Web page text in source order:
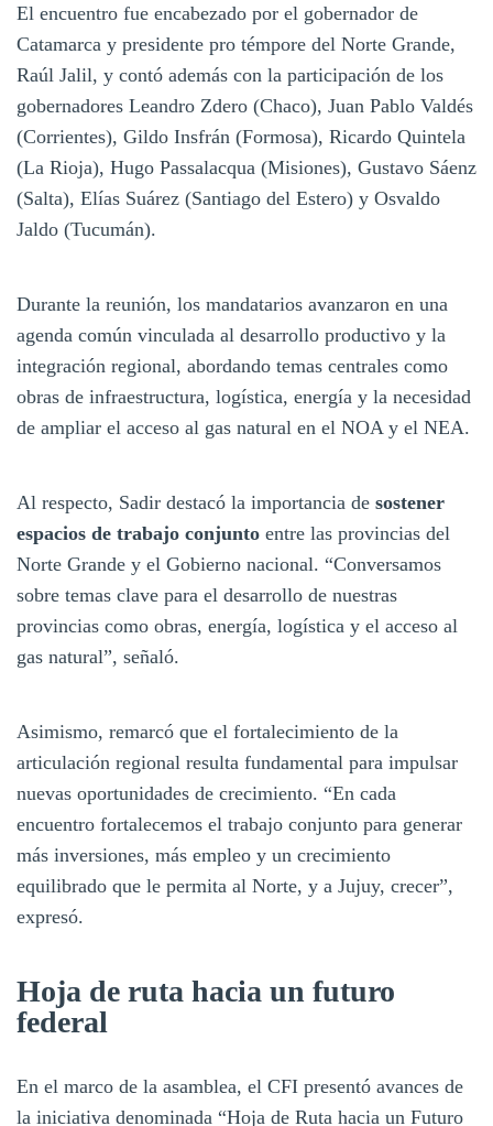
El encuentro fue encabezado por el gobernador de
Catamarca y presidente pro témpore del Norte Grande,
Raúl Jalil, y contó además con la participación de los
gobernadores Leandro Zdero (Chaco), Juan Pablo Valdés
(Corrientes), Gildo Insfrán (Formosa), Ricardo Quintela
(La Rioja), Hugo Passalacqua (Misiones), Gustavo Sáenz
(Salta), Elías Suárez (Santiago del Estero) y Osvaldo
Jaldo (Tucumán).
Durante la reunión, los mandatarios avanzaron en una
agenda común vinculada al desarrollo productivo y la
integración regional, abordando temas centrales como
obras de infraestructura, logística, energía y la necesidad
de ampliar el acceso al gas natural en el NOA y el NEA.
Al respecto, Sadir destacó la importancia de sostener
espacios de trabajo conjunto entre las provincias del
Norte Grande y el Gobierno nacional. “Conversamos
sobre temas clave para el desarrollo de nuestras
provincias como obras, energía, logística y el acceso al
gas natural”, señaló.
Asimismo, remarcó que el fortalecimiento de la
articulación regional resulta fundamental para impulsar
nuevas oportunidades de crecimiento. “En cada
encuentro fortalecemos el trabajo conjunto para generar
más inversiones, más empleo y un crecimiento
equilibrado que le permita al Norte, y a Jujuy, crecer”,
expresó.
Hoja de ruta hacia un futuro
federal
En el marco de la asamblea, el CFI presentó avances de
la iniciativa denominada “Hoja de Ruta hacia un Futuro